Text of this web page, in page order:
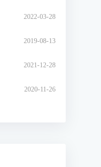
2022-03-28
2019-08-13
2021-12-28
2020-11-26